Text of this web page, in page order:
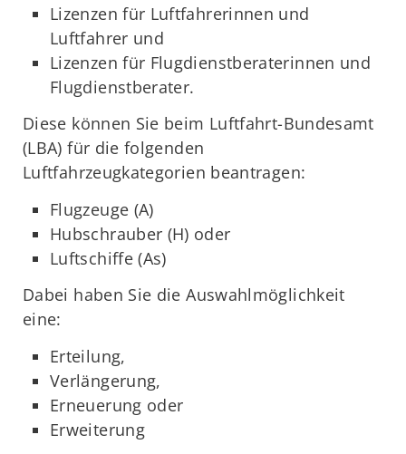
Lizenzen für Luftfahrerinnen und
Luftfahrer und
Lizenzen für Flugdienstberaterinnen und
Flugdienstberater.
Diese können Sie beim Luftfahrt-Bundesamt
(LBA) für die folgenden
Luftfahrzeugkategorien beantragen:
Flugzeuge (A)
Hubschrauber (H) oder
Luftschiffe (As)
Dabei haben Sie die Auswahlmöglichkeit
eine:
Erteilung,
Verlängerung,
Erneuerung oder
Erweiterung